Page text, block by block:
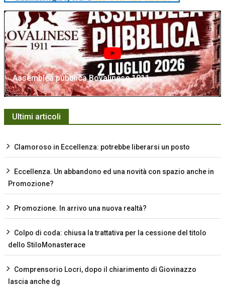
Assemblea pubblica Bovalinese 1911
Ultimi articoli
Clamoroso in Eccellenza: potrebbe liberarsi un posto
Eccellenza. Un abbandono ed una novità con spazio anche in
Promozione?
Promozione. In arrivo una nuova realtà?
Colpo di coda: chiusa la trattativa per la cessione del titolo
dello StiloMonasterace
Comprensorio Locri, dopo il chiarimento di Giovinazzo
lascia anche dg